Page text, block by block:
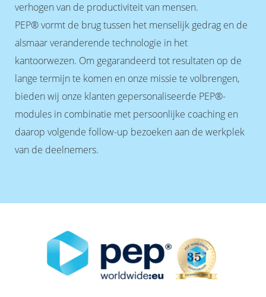
verhogen van de productiviteit van mensen.
PEP® vormt de brug tussen het menselijk gedrag en de
alsmaar veranderende technologie in het
kantoorwezen. Om gegarandeerd tot resultaten op de
lange termijn te komen en onze missie te volbrengen,
bieden wij onze klanten gepersonaliseerde PEP®-
modules in combinatie met persoonlijke coaching en
daarop volgende follow-up bezoeken aan de werkplek
van de deelnemers.